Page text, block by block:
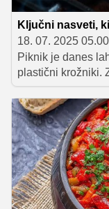
Ključni nasveti,
18. 07. 2025 05.00
Piknik je danes
plastični krožniki.
nasvetov, lahko
prostem, ki
in navduši vaše